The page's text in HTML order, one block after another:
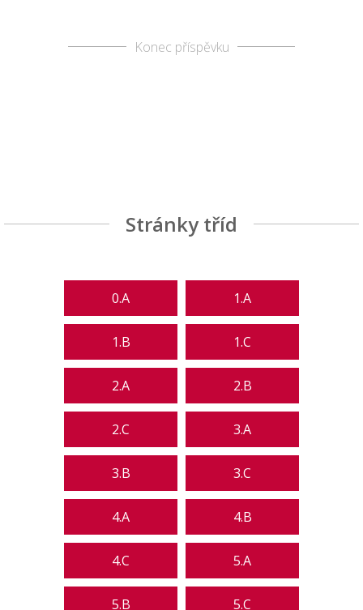
Konec příspěvku
Stránky tříd
0.A 1.A
1.B 1.C
2.A 2.B
2.C 3.A
3.B 3.C
4.A 4.B
4.C 5.A
5.B 5.C